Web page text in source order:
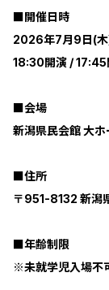
■開催日時
2026年7月9日(
18:30開演 / 17:45
■会場
新潟県民会館 大ホ
■住所
〒951-8132 新潟
■年齢制限
※未就学児入場不